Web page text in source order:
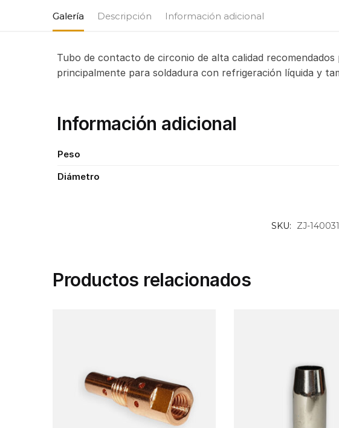
Galería Descripción Información adicional
Tubo de contacto de circonio de alta calidad
principalmente para soldadura con refrigeración líquida y
Información adicional
Peso
Diámetro
SKU: ZJ-
Productos relacionados